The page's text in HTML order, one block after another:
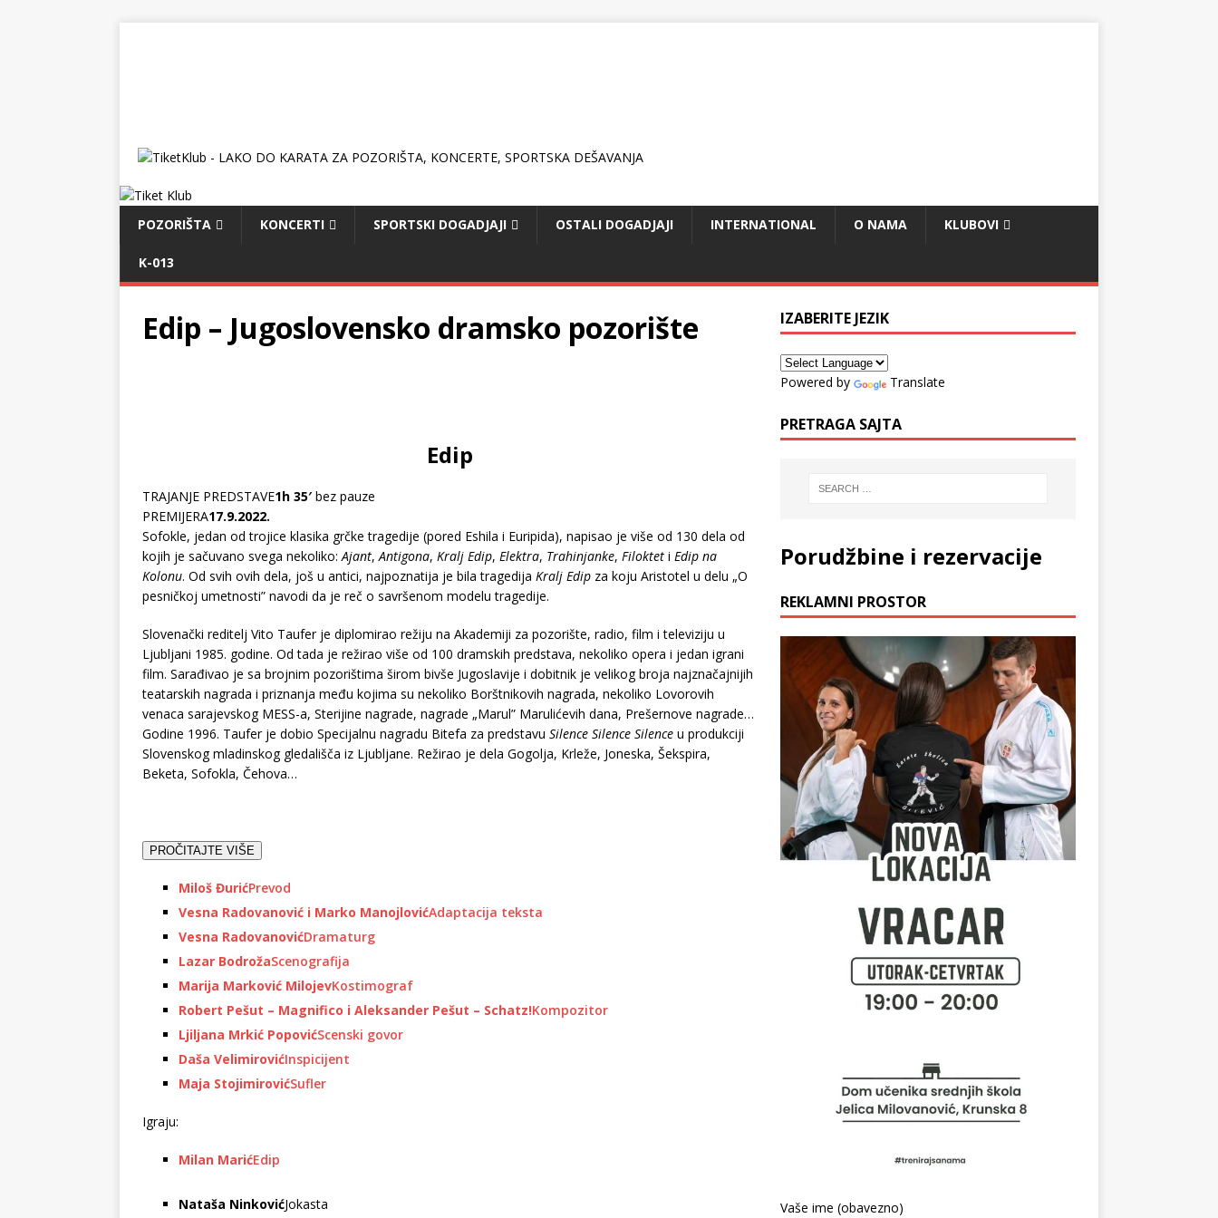
POZORIŠTA KONCERTI SPORTSKI DOGADJAJI OSTALI DOGADJAJI INTERNATIONAL O NAMA KLUBOVI
K-013
Edip – Jugoslovensko dramsko pozorište
Edip
TRAJANJE PREDSTAVE1h 35′bez pauze
PREMIJERA17.9.2022.
Sofokle, jedan od trojice klasika grčke tragedije (pored Eshila i Euripida), napisao je više od 130 dela od
kojih je sačuvano svega nekoliko:Ajant,Antigona, Kralj Edip, Elektra, Trahinjanke, Filoktet i Edip na
Kolonu. Od svih ovih dela, još u antici, najpoznatija je bila tragedija Kralj Edip za koju Aristotel u delu „O
pesničkoj umetnosti” navodi da je reč o savršenom modelu tragedije.
Slovenački reditelj Vito Taufer je diplomirao režiju na Akademiji za pozorište, radio, film i televiziju u
Ljubljani 1985. godine. Od tada je režirao više od 100 dramskih predstava, nekoliko opera i jedan igrani
film. Sarađivao je sa brojnim pozorištima širom bivše Jugoslavije i dobitnik je velikog broja najznačajnijih
teatarskih nagrada i priznanja među kojima su nekoliko Borštnikovih nagrada, nekoliko Lovorovih
venaca sarajevskog MESS-a, Sterijine nagrade, nagrade „Marul” Marulićevih dana, Prešernove nagrade…
Godine 1996. Taufer je dobio Specijalnu nagradu Bitefa za predstavu Silence Silence Silence u produkciji
Slovenskog mladinskog gledališča iz Ljubljane. Režirao je dela Gogolja, Krleže, Joneska, Šekspira,
Beketa, Sofokla, Čehova…
PROČITAJTE VIŠE
Miloš ĐurićPrevod
Vesna Radovanović i Marko ManojlovićAdaptacija teksta
Vesna RadovanovićDramaturg
Lazar BodrožaScenografija
Marija Marković MilojevKostimograf
Robert Pešut – Magnifico i Aleksander Pešut – Schatz!Kompozitor
Ljiljana Mrkić PopovićScenski govor
Daša VelimirovićInspicijent
Maja StojimirovićSufler
Igraju:
Milan MarićEdip
Nataša NinkovićJokasta
IZABERITE JEZIK
Powered by Translate
PRETRAGA SAJTA
Porudžbine i rezervacije
REKLAMNI PROSTOR
Vaše ime (obavezno)